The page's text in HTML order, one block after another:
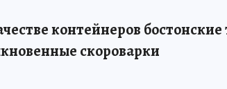
контейнеров
скороварки